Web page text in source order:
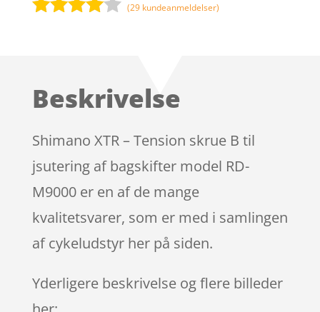
på
ømmels
er
(29 kundeanmeldelser)
Beskrivelse
Shimano XTR – Tension skrue B til
jsutering af bagskifter model RD-
M9000 er en af de mange
kvalitetsvarer, som er med i samlingen
af cykeludstyr her på siden.
Yderligere beskrivelse og flere billeder